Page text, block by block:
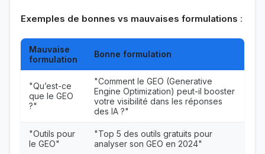
Exemples de bonnes vs mauvaises formulations :
Mauvaise
formulation
Bonne formulation
"Qu’est-ce
que le GEO
?"
"Comment le GEO (Generative
Engine Optimization) peut-il booster
votre visibilité dans les réponses
des IA ?"
"Outils pour
le GEO"
"Top 5 des outils gratuits pour
analyser son GEO en 2024"